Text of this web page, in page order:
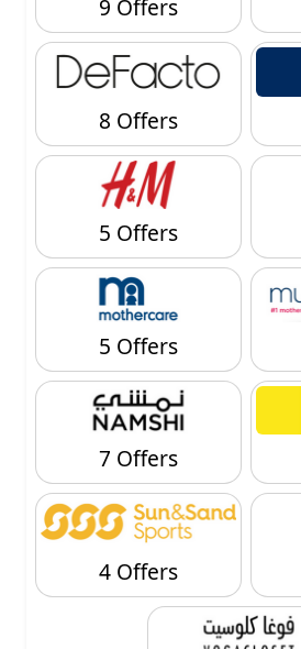
9 Offers
8 Offers
5 Offers
5 Offers
7 Offers
4 Offers